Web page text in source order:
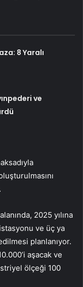
8 Yaralı
ve
2025 yılına
ve üç ya
planlanıyor.
aşacak ve
ölçeği 100